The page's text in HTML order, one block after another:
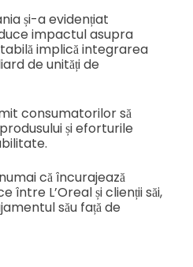
și-a evidențiat
impactul asupra
implică integrarea
de unități de
consumatorilor să
și eforturile
că încurajează
între L’Oreal și clienții săi,
său față de